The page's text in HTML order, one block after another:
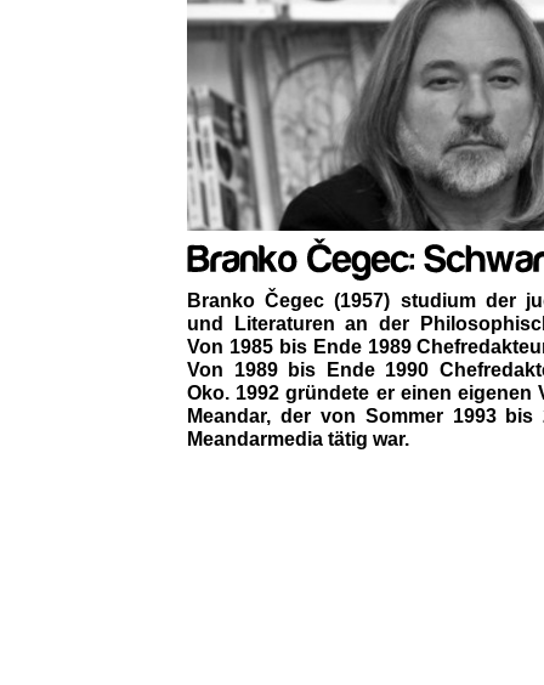
Branko Čegec (1957) studium der
und Literaturen an der
Von 1985 bis Ende 1989
Von 1989 bis Ende 1990
Oko. 1992 gründete er einen eigenen
Meandar, der von Sommer 1993
Meandarmedia tätig war.